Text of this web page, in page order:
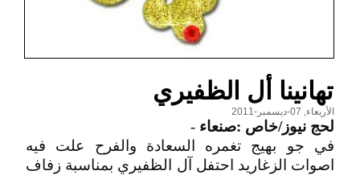
تهانينا أل الظفيري
الأربعاء, 07-ديسمبر-2011
لحج نيوز/خاص :صنعاء -
في جو بهيج تغمره السعادة والفرح علت فيه
اصوات الزغاريد احتفل آل الظفيري بمناسبة زفاف